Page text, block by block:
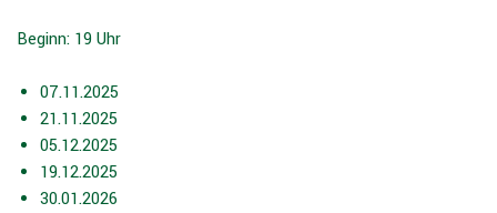
Beginn: 19 Uhr
07.11.2025
21.11.2025
05.12.2025
19.12.2025
30.01.2026